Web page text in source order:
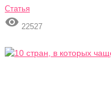
Статья
 22527